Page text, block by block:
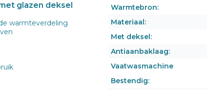
glazen deksel
warmteverdeling
Warmtebron:
Materiaal:
Met deksel:
Antiaanbaklaag:
Vaatwasmachine
Bestendig: